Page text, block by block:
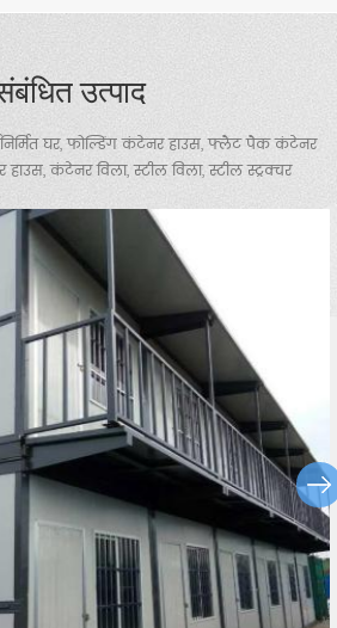
उत्पाद
घर, फोल्डिंग कंटेनर हाउस, फ्लैट पैक कंटेनर
कंटेनर विला, स्टील विला, स्टील स्ट्रक्चर
टॉयलेट, गार्ड हाउस आदि प्रदान करता है।